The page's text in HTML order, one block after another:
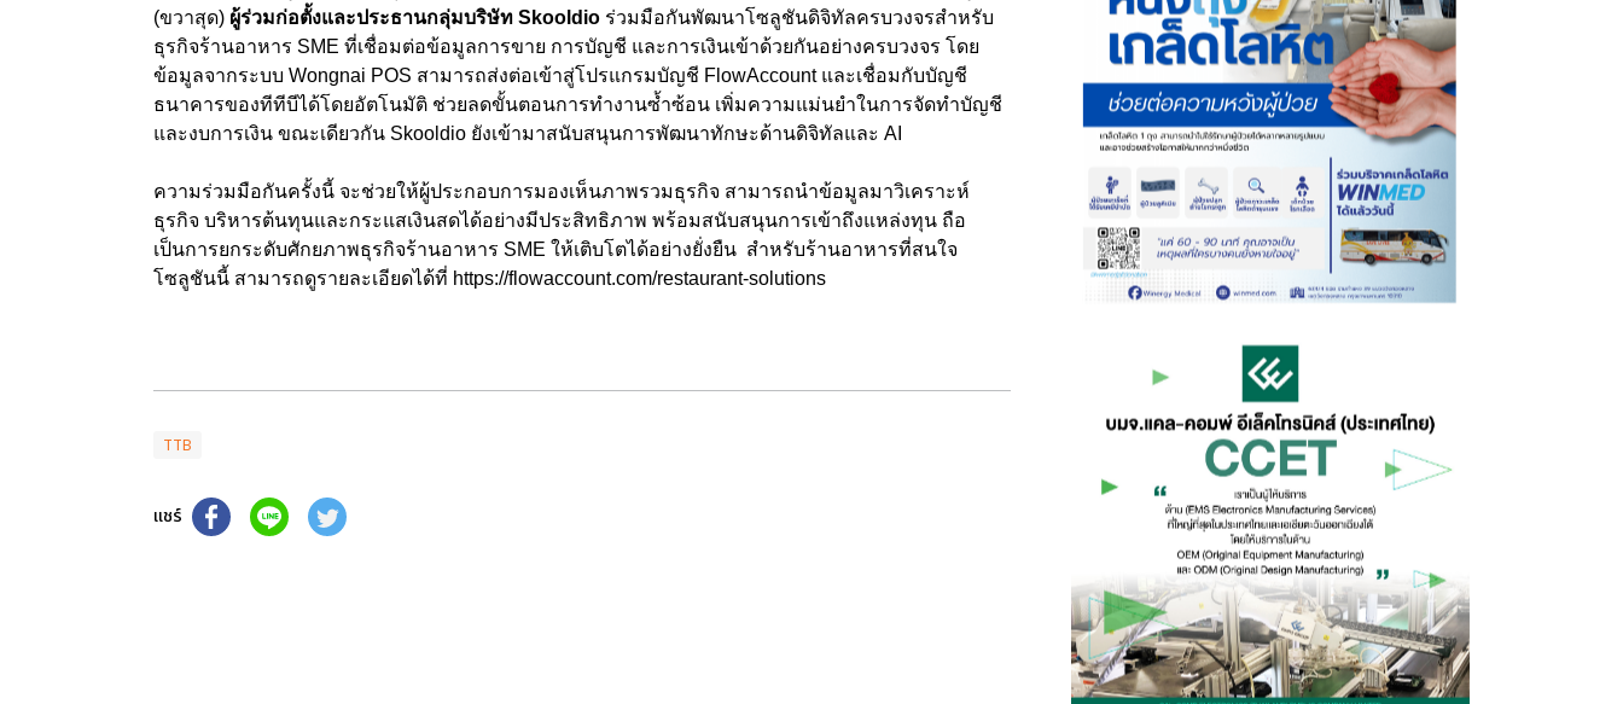
(ขวาสุด) ผู้ร่วมก่อตั้งและประธานกลุ่มบริษัท Skooldio ร่วมมือกันพัฒนาโซลูชันดิจิทัลครบวงจรสำหรับ
ธุรกิจร้านอาหาร SME ที่เชื่อมต่อข้อมูลการขาย การบัญชี และการเงินเข้าด้วยกันอย่างครบวงจร โดย
ข้อมูลจากระบบ Wongnai POS สามารถส่งต่อเข้าสู่โปรแกรมบัญชี FlowAccount และเชื่อมกับบัญชี
ธนาคารของทีทีบีได้โดยอัตโนมัติ ช่วยลดขั้นตอนการทำงานซ้ำซ้อน เพิ่มความแม่นยำในการจัดทำบัญชี
และงบการเงิน ขณะเดียวกัน Skooldio ยังเข้ามาสนับสนุนการพัฒนาทักษะด้านดิจิทัลและ AI
ความร่วมมือกันครั้งนี้ จะช่วยให้ผู้ประกอบการมองเห็นภาพรวมธุรกิจ สามารถนำข้อมูลมาวิเคราะห์
ธุรกิจ บริหารต้นทุนและกระแสเงินสดได้อย่างมีประสิทธิภาพ พร้อมสนับสนุนการเข้าถึงแหล่งทุน ถือ
เป็นการยกระดับศักยภาพธุรกิจร้านอาหาร SME ให้เติบโตได้อย่างยั่งยืน สำหรับร้านอาหารที่สนใจ
โซลูชันนี้ สามารถดูรายละเอียดได้ที่ https://flowaccount.com/restaurant-solutions
TTB
แชร์